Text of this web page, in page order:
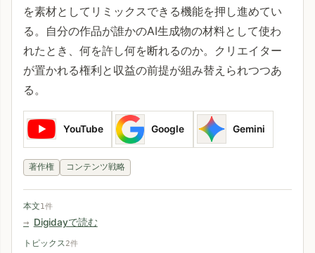
を素材としてリミックスできる機能を押し進めてい
る。自分の作品が誰かのAI生成物の材料として使わ
れたとき、何を許し何を断れるのか。クリエイター
が置かれる権利と収益の前提が組み替えられつつあ
る。
YouTube Google Gemini
著作権 コンテンツ戦略
本文1件
Digidayで読む
トピックス2件